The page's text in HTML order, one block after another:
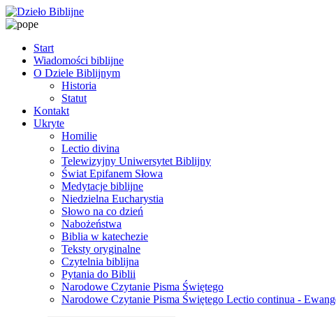
Start
Wiadomości biblijne
O Dziele Biblijnym
Historia
Statut
Kontakt
Ukryte
Homilie
Lectio divina
Telewizyjny Uniwersytet Biblijny
Świat Epifanem Słowa
Medytacje biblijne
Niedzielna Eucharystia
Słowo na co dzień
Nabożeństwa
Biblia w katechezie
Teksty oryginalne
Czytelnia biblijna
Pytania do Biblii
Narodowe Czytanie Pisma Świętego
Narodowe Czytanie Pisma Świętego Lectio continua -